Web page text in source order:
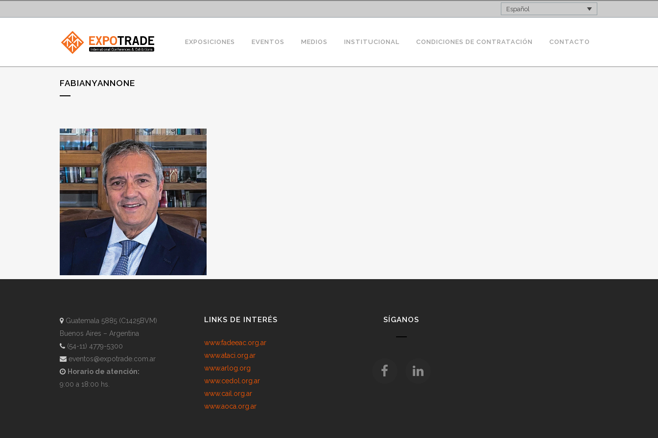
Español
EXPOSICIONES EVENTOS MEDIOS INSTITUCIONAL CONDICIONES DE CONTRATACIÓN CONTACTO
FABIANYANNONE
Guatemala 5885 (C1425BVM)
Buenos Aires – Argentina
(54-11) 4779-5300
eventos@expotrade.com.ar
Horario de atención:
9:00 a 18:00 hs.
LINKS DE INTERÉS
www.fadeeac.org.ar
www.ataci.org.ar
www.arlog.org
www.cedol.org.ar
www.cail.org.ar
www.aoca.org.ar
SÍGANOS